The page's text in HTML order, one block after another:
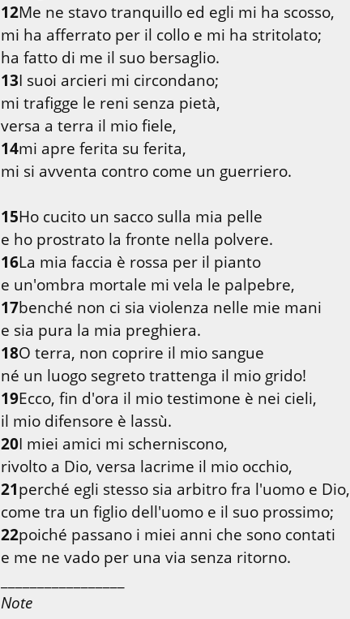
12Me ne stavo tranquillo ed egli mi ha scosso,
mi ha afferrato per il collo e mi ha stritolato;
13I suoi arcieri mi circondano;
mi trafigge le reni senza pietà,
14mi apre ferita su ferita,
mi si avventa contro come un guerriero.
15Ho cucito un sacco sulla mia pelle
16La mia faccia è rossa per il pianto
17benché non ci sia violenza nelle mie mani
18O terra, non coprire il mio sangue
19Ecco, fin d'ora il mio testimone è nei cieli,
20I miei amici mi scherniscono,
21perché egli stesso sia arbitro fra l'uomo e Dio,
22poiché passano i miei anni che sono contati
e me ne vado per una via senza ritorno.
Note